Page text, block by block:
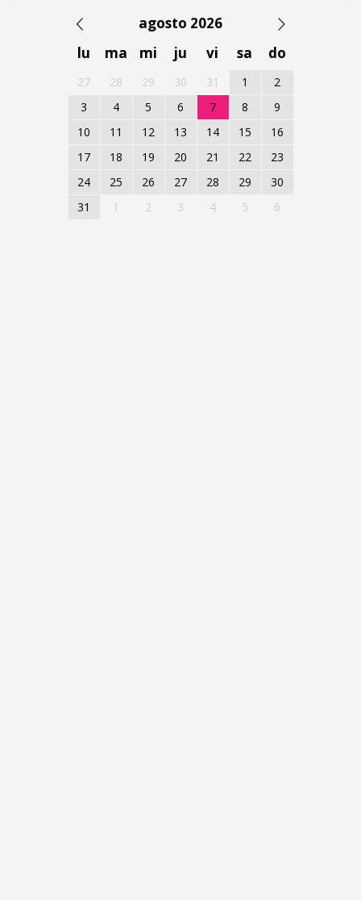
agosto 2026
lu
ma mi ju vi sa do
27 28 29 30 31 1
2
3
4 5 6 7 8
9
10
11 12 13 14 15
16
17
18 19 20 21 22
23
24
25 26 27 28 29
30
31
1 2 3 4 5 6